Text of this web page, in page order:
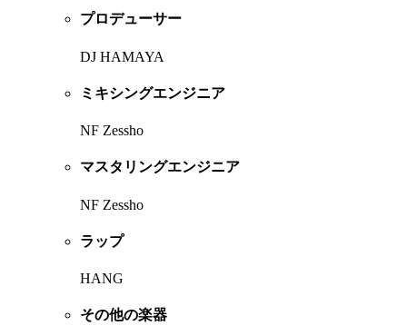
プロデューサー
DJ HAMAYA
ミキシングエンジニア
NF Zessho
マスタリングエンジニア
NF Zessho
ラップ
HANG
その他の楽器